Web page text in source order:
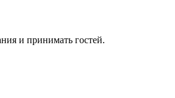
и принимать гостей.